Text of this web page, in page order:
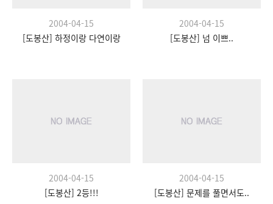
2004-04-15
[도봉산] 하정이랑 다연이랑
2004-04-15
[도봉산] 넘 이쁘..
2004-04-15
[도봉산] 2등!!!
2004-04-15
[도봉산] 문제를 풀면서도..